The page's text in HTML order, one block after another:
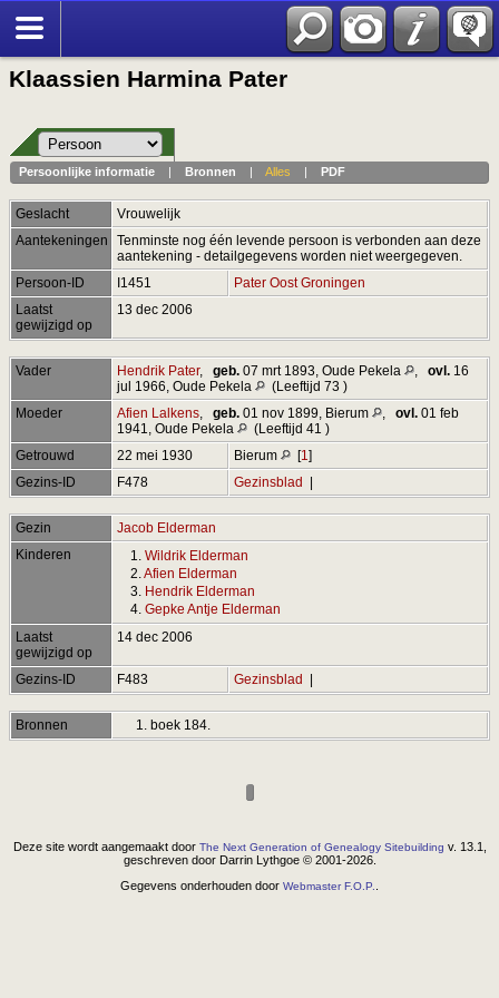
Klaassien Harmina Pater
Persoonlijke informatie| Bronnen Alles PDF
Geslacht
Vrouwelijk
Aantekeningen
Tenminste nog één levende persoon is verbonden aan deze
aantekening - detailgegevens worden niet weergegeven.
Persoon-ID
I1451
Pater Oost Groningen
Laatst
gewijzigd op
13 dec 2006
Vader Hendrik Pater, geb. 07 mrt 1893, Oude Pekela ovl. 16
jul 1966, Oude Pekela
(Leeftijd 73 )
Moeder
Afien Lalkens geb. 01 nov 1899, Bierum ovl. 01 feb
1941, Oude Pekela
(Leeftijd 41 )
Getrouwd
22 mei 1930 Bierum [1 ]
Gezins-ID
F478 Gezinsblad |
Gezin
Jacob Elderman
Kinderen
1. Wildrik Elderman
2. Afien Elderman
3. Hendrik Elderman
4. Gepke Antje Elderman
Laatst
gewijzigd op
14 dec 2006
Gezins-ID F483 Gezinsblad |
Bronnen boek 184.
Deze site wordt aangemaakt door The Next Generation of Genealogy Sitebuilding v. 13.1,
geschreven door Darrin Lythgoe © 2001-2026.
Gegevens onderhouden door Webmaster F.O.P.